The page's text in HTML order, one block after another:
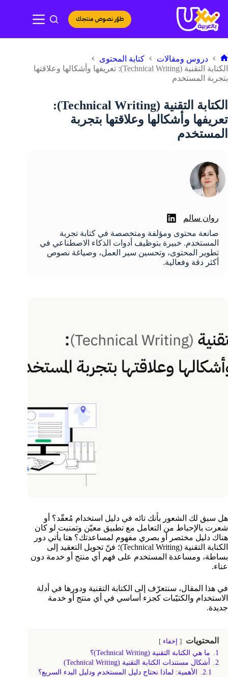
إلى
المحتوى
طوّر نصوص منتجك
الرئيسية
دروس ومقالات
كتابة المحتوى
الكتابة التقنية (Technical Writing): تعريفها وأشكالها وعلاقتها
بتجربة المستخدم
الكتابة التقنية (Technical Writing):
تعريفها وأشكالها وعلاقتها بتجربة
المستخدم
روان سالم
صانعة محتوى ومؤلفة ومتخصصة في كتابة تجربة
المستخدم. خبيرة بتوظيف أدوات الذكاء الاصطناعي في
تطوير المحتوى، وتحسين سير العمل، وصياغة نصوص
أكثر دقة وفعالية.
هل سبق لك الشعور بأنك تائه في دليل استخدام مُعقّد؟ أو
شعرت بالإحباط من التعامل مع تطبيق معيّن وتمنيت لو كان
هناك دليل مختصر أو بصري مفهوم لمساعدتك؟ هنا يأتي دور
الكتابة التقنية (Technical Writing)؛ فنّ تحويل التعقيد إلى
بساطة، ومساعدة المستخدم على فهم أي منتج أو خدمة دون
عناء.
في هذا المقال، سنتعرّف إلى الكتابة التقنية ودورها في أدلة
الاستخدام والكتيّبات كجزء أساسي في أي منتج أو خدمة
جديدة.
المحتويات إخفاء
1.
ما هي الكتابة التقنية (Technical Writing)؟
2.
أشكال مستندات الكتابة التقنية (Technical Writing)
2.1.
الأهمية: لماذا نحتاج دليل المستخدم ودليل البدء السريع؟